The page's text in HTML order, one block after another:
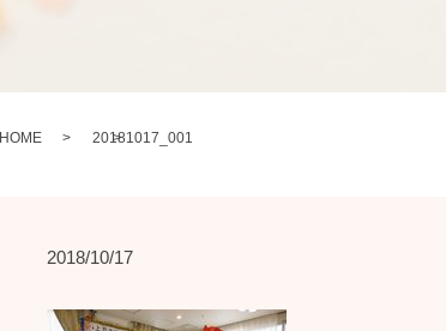
HOME 20181017_001
2018/10/17